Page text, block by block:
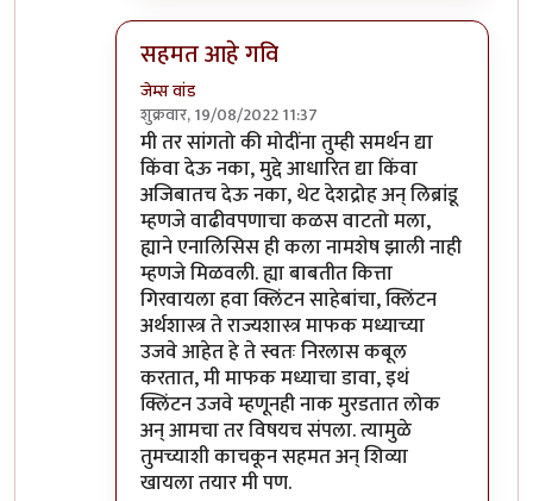
सहमत आहे गवि
जेम्स वांड
शुक्रवार, 19/08/2022 11:37
In reply toविरोधात वैयक्तिक पण नाहीby
मी तर सांगतो की मोदींना तुम्ही समर्थन द्या
किंवा देऊ नका, मुद्दे आधारित द्या किंवा
अजिबातच देऊ नका, थेट देशद्रोह अन् लिब्रांडू
म्हणजे वाढीवपणाचा कळस वाटतो मला,
ह्याने एनालिसिस ही कला नामशेष झाली नाही
म्हणजे मिळवली. ह्या बाबतीत कित्ता
गिरवायला हवा क्लिंटन साहेबांचा, क्लिंटन
अर्थशास्त्र ते राज्यशास्त्र माफक मध्याच्या
उजवे आहेत हे ते स्वतः निरलास कबूल
करतात, मी माफक मध्याचा डावा, इथं
क्लिंटन उजवे म्हणूनही नाक मुरडतात लोक
अन् आमचा तर विषयच संपला. त्यामुळे
तुमच्याशी काचकून सहमत अन् शिव्या
खायला तयार मी पण.